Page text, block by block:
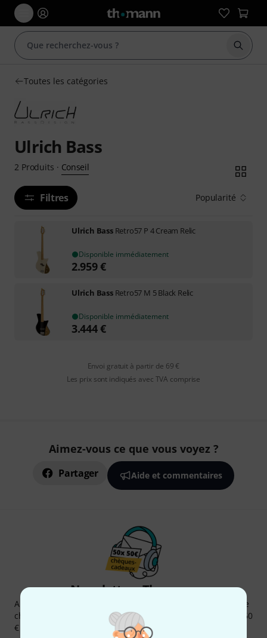
Toutes les catégories
Ulrich Bass
2 Produits · Conseil
Filtres Popularité
Ulrich Bass Retro57 P 4 Cream Relic
Disponible immédiatement
2.959€
Ulrich Bass Retro57 M 5 Black Relic
Disponible immédiatement
3.444€
Envoi gratuit à partir de 69 €
Les prix sont indiqués avec TVA comprise
Aimez-vous ce que vous voyez ?
Partager Aide et commentaires
Newsletters Thomann
Abonnez-vous à la newsletter Thomann et, avec un peu de
chance, gagnez l'un des 50 bons d'achat d'une valeur de 50
€ chacun!